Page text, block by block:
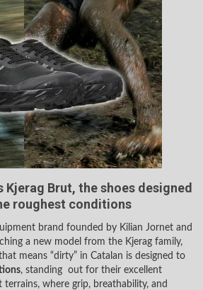
Kjerag Brut, the shoes designed
roughest conditions
brand founded by Kilian Jornet and
a new model from the Kjerag family,
means “dirty” in Catalan is designed to
, standing out for their excellent
where grip, breathability, and